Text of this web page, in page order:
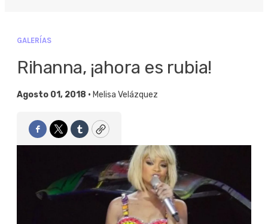
GALERÍAS
Rihanna, ¡ahora es rubia!
Agosto 01, 2018 • Melisa Velázquez
Facebook
TwitterTumblrCopy